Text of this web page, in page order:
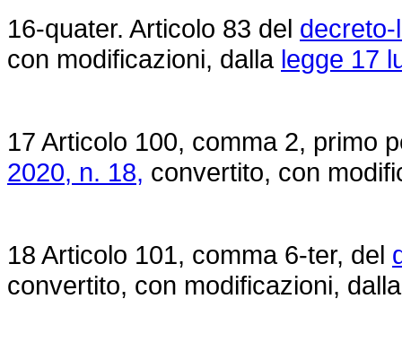
16-quater. Articolo 83 del
con modificazioni, dalla legge 17
17 Articolo 100, comma 2, primo
2020, n. 18, convertito, con
18 Articolo 101, comma 6-ter, del
convertito, con modificazioni,